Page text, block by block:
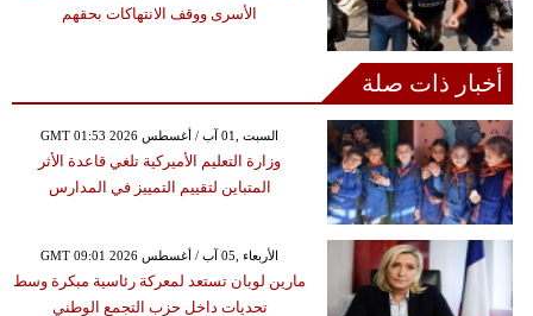
الأسرى ووقف الانتهاكات بحقهم
أخبار ذات صلة
GMT 01:53 2026 السبت ,01 آب / أغسطس
وزارة التعليم الأميركية تلغي قاعدة الأثر
المتباين لتقييم التمييز في المدارس
GMT 09:01 2026 الأربعاء ,05 آب / أغسطس
مارين لوبان تستعد لمعركة رئاسية مبكرة وسط
تحديات داخل حزب التجمع الوطني